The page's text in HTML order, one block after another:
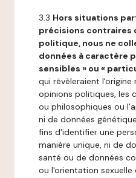
3.3 Hors situations
précisions contraires
politique, nous ne
données à caractère
sensibles » ou «
qui révèleraient l'origine
opinions politiques, les
ou philosophiques ou
ni de données
fins d'identifier une
manière unique, ni de
santé ou de données
ou l'orientation sexuelle